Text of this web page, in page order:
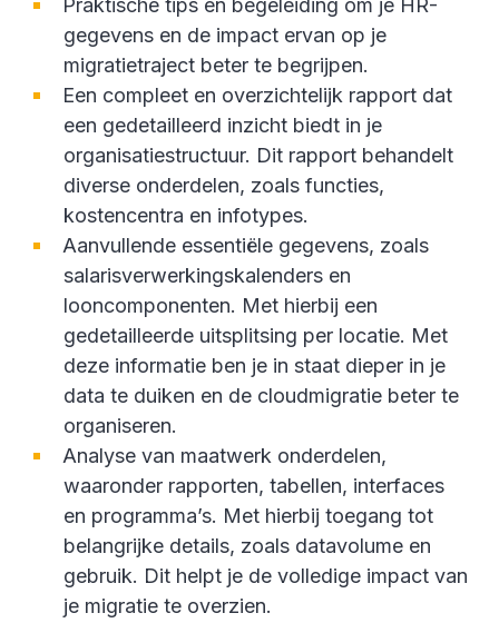
Praktische tips en begeleiding om je HR-
gegevens en de impact ervan op je
migratietraject beter te begrijpen.
Een compleet en overzichtelijk rapport dat
een gedetailleerd inzicht biedt in je
organisatiestructuur. Dit rapport behandelt
diverse onderdelen, zoals functies,
kostencentra en infotypes.
Aanvullende essentiële gegevens, zoals
salarisverwerkingskalenders en
looncomponenten. Met hierbij een
gedetailleerde uitsplitsing per locatie. Met
deze informatie ben je in staat dieper in je
data te duiken en de cloudmigratie beter te
organiseren.
Analyse van maatwerk onderdelen,
waaronder rapporten, tabellen, interfaces
en programma’s. Met hierbij toegang tot
belangrijke details, zoals datavolume en
gebruik. Dit helpt je de volledige impact van
je migratie te overzien.